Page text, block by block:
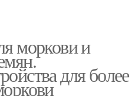
моркови и
для более